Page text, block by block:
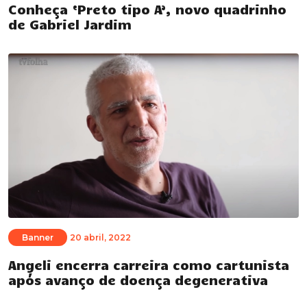
Conheça ‘Preto tipo A’, novo quadrinho
de Gabriel Jardim
Banner 20 abril, 2022
Angeli encerra carreira como cartunista
após avanço de doença degenerativa